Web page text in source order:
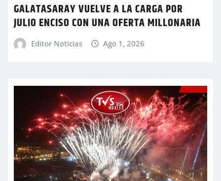
GALATASARAY VUELVE A LA CARGA POR
JULIO ENCISO CON UNA OFERTA MILLONARIA
Editor Noticias Ago 1, 2026